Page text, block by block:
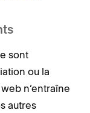
sont
ou la
n’entraîne
autres